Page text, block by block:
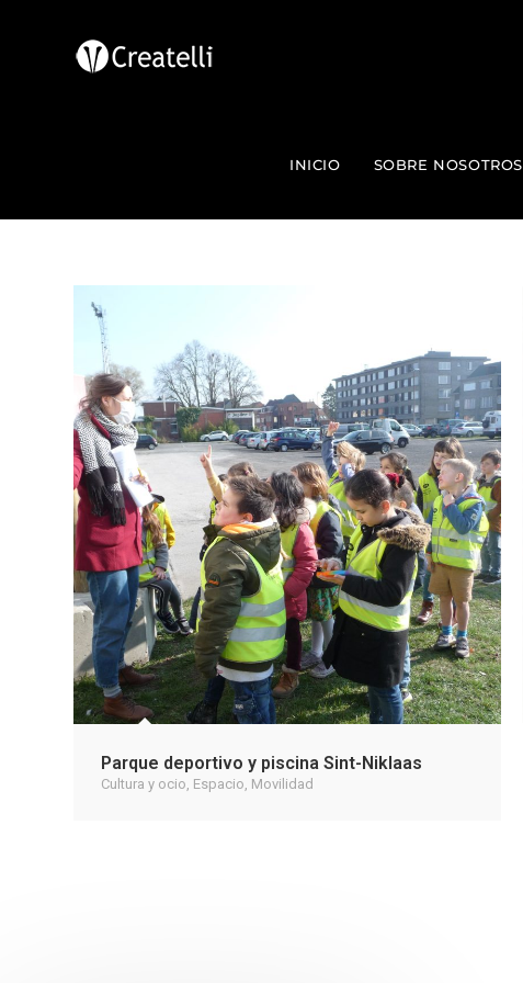
INICIO SOBRE NOSOTROS
Parque deportivo y piscina Sint-Niklaas
Cultura y ocio, Espacio, Movilidad